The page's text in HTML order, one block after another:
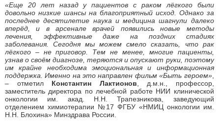
«Еще 20 лет назад у пациентов с раком лёгкого были
довольно низкие шансы на благоприятный исход. Однако за
последнее десятилетие наука и медицина шагнули далеко
вперёд, и в арсенале врачей появились новые методы
лечения, эффективные даже на поздних стадиях
заболевания. Сегодня мы можем смело сказать, что рак
лёгкого – не приговор. Тем не менее, многие пациенты,
узнав о своём диагнозе, теряются и опускают руки, поэтому
им крайне необходима эмоциональная и информационная
поддержка. Именно на это направлен фильм «Быть героем»,
– отметилКонстантин Лактионов , д.м.н., профессор,
заместитель директора по лечебной работе НИИ клинической
онкологии им. акад. Н.Н. Трапезникова, заведующий
отделением химиотерапии №17 ФГБУ «НМИЦ онкологии им.
Н.Н. Блохина» Минздрава России.